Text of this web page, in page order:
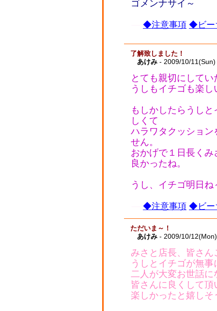
ゴメンナサイ～
◆注意事項 ◆ビー
了解致しました！
あけみ - 2009/10/
とても親切にして
うしもイチゴも楽
もしかしたらうし
しくて
ハラワタクッショ
せん。
おかげで１日長く
良かったね。
うし、イチゴ明日ね
◆注意事項 ◆ビー
ただいま～！
あけみ - 2009/10/
みさと店長、皆さん
うしとイチゴが無
二人が大変お世話に
皆さんに良くして頂
楽しかったと嬉し